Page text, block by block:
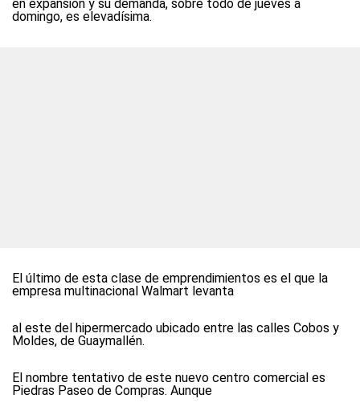
en expansión y su demanda, sobre todo de jueves a
domingo, es elevadísima.
El último de esta clase de emprendimientos es el que la
empresa multinacional Walmart levanta
al este del hipermercado ubicado entre las calles Cobos y
Moldes, de Guaymallén.
El nombre tentativo de este nuevo centro comercial es
Piedras Paseo de Compras. Aunque